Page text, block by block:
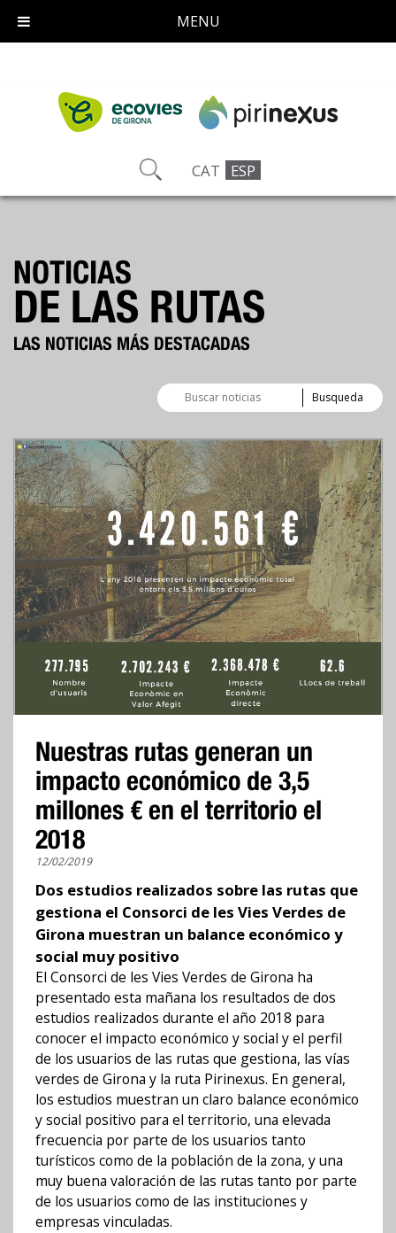
CAT ESP
NOTICIAS
DE LAS RUTAS
LAS NOTICIAS MÁS DESTACADAS
Buscador
de
Nuestras rutas generan un
impacto económico de 3,5
millones € en el territorio el
2018
12/02/2019
Dos estudios realizados sobre las rutas que
gestiona el Consorci de les Vies Verdes de
Girona muestran un balance económico y
social muy positivo
El Consorci de les Vies Verdes de Girona ha
presentado esta mañana los resultados de dos
estudios realizados durante el año 2018 para
conocer el impacto económico y social y el perfil
de los usuarios de las rutas que gestiona, las vías
verdes de Girona y la ruta Pirinexus. En general,
los estudios muestran un claro balance económico
y social positivo para el territorio, una elevada
frecuencia por parte de los usuarios tanto
turísticos como de la población de la zona, y una
muy buena valoración de las rutas tanto por parte
de los usuarios como de las instituciones y
empresas vinculadas.
MENU